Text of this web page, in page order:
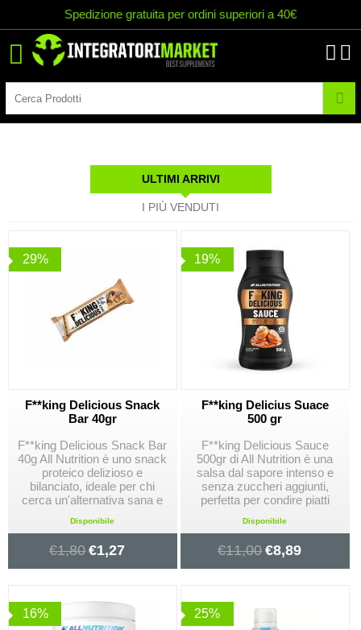
Spedizione gratuita per ordini superiori a 40€
ULTIMI ARRIVI
I PIÙ VENDUTI
29%
F**king Delicious Snack
Bar 40gr
F**king Delicious Snack Bar
40g All Nutrition è uno snack
proteico delizioso e
bilanciato, ideale per chi
cerca un'alternativa sana e
rapido. Con alto contenuto
è perfetto per chi segue una
dieta sana e attiva.
Disponibile
€1,80 €1,27
19%
F**king Delicius Suace
500 gr
F**king Delicious Sauce
500gr di All Nutrition è una
salsa dal sapore intenso e
senza zuccheri aggiunti,
perfetta per condire piatti
senza compromettere la tua
Disponibile
€11,00 €8,89
16% 25%